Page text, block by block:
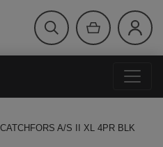
A/S II XL 4PR BLK